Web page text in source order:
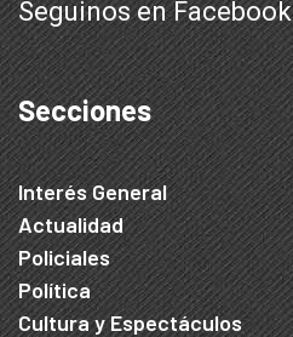
Seguinos en Facebook
Secciones
Interés General
Actualidad
Policiales
Política
Cultura y Espectáculos